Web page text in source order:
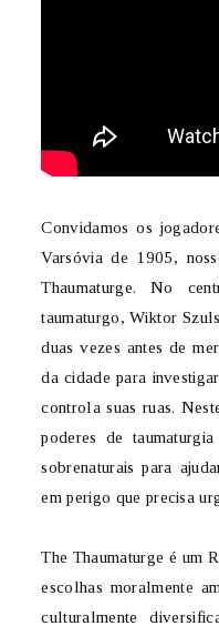
Convidamos os
Varsóvia de 1905,
Thaumaturge. No
taumaturgo, Wiktor
duas vezes antes de
da cidade para
controla suas ruas.
poderes de
sobrenaturais para
em perigo que precisa
The Thaumaturge é um
escolhas moralmente
culturalmente